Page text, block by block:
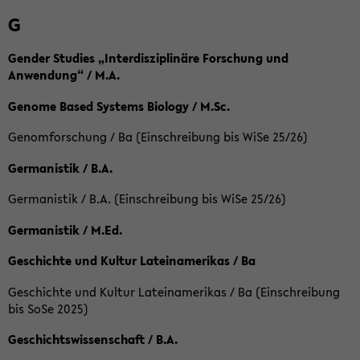
G
Gender Studies „Interdisziplinäre Forschung und
Anwendung“ / M.A.
Genome Based Systems Biology / M.Sc.
Genomforschung / Ba (Einschreibung bis WiSe 25/26)
Germanistik / B.A.
Germanistik / B.A. (Einschreibung bis WiSe 25/26)
Germanistik / M.Ed.
Geschichte und Kultur Lateinamerikas / Ba
Geschichte und Kultur Lateinamerikas / Ba (Einschreibung
bis SoSe 2025)
Geschichtswissenschaft / B.A.